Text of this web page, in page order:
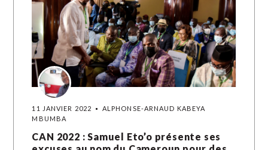
11 JANVIER 2022
ALPHONSE-ARNAUD KABEYA
MBUMBA
CAN 2022 : Samuel Eto’o présente ses